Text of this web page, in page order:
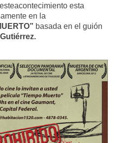
acontecimiento esta
en la
basada en el guión